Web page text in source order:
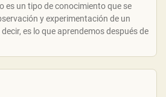
es un tipo de conocimiento que se
y experimentación de un
es lo que aprendemos después de